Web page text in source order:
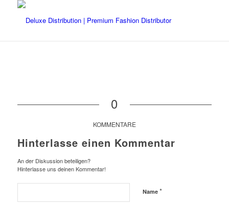
0
KOMMENTARE
Hinterlasse einen Kommentar
An der Diskussion beteiligen?
Hinterlasse uns deinen Kommentar!
Name *